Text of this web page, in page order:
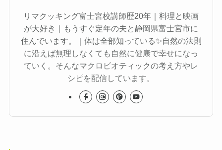
リマクッキング富士宮校講師歴20年｜料理と映画
が大好き｜もうすぐ定年の夫と静岡県富士宮市に
住んでいます。｜体は全部知っている✨自然の法則
に沿えば無理しなくても自然に健康で幸せになっ
ていく。そんなマクロビオティックの考え方やレ
シピを配信しています。